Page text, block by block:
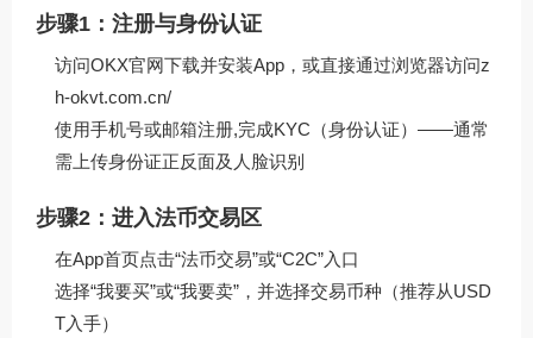
步骤1：注册与身份认证
访问OKX官网下载并安装App，或直接通过浏览器访问z
h-okvt.com.cn/
使用手机号或邮箱注册,完成KYC（身份认证）——通常
需上传身份证正反面及人脸识别
步骤2：进入法币交易区
在App首页点击“法币交易”或“C2C”入口
选择“我要买”或“我要卖”，并选择交易币种（推荐从USD
T入手）